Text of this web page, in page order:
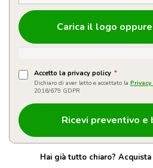
Carica il logo
Accetto la privacy policy *
Dichiaro di aver letto e accettato la
2016/679 GDPR
Hai già tutto chiaro?